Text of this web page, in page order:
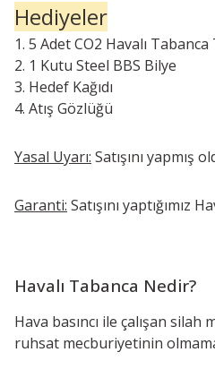
Hediyeler
5 Adet CO2 Havalı
1 Kutu Steel BBS Bilye
Hedef Kağıdı
Atış Gözlüğü
Yasal Uyarı: Satışını yapmış
Garanti: Satışını
Havalı Tabanca Nedir?
Hava basıncı ile çalışan
ruhsat mecburiyetinin